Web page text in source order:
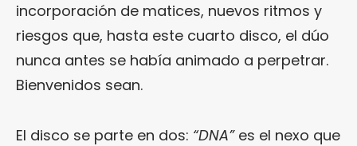
incorporación de matices, nuevos ritmos y
riesgos que, hasta este cuarto disco, el dúo
nunca antes se había animado a perpetrar.
Bienvenidos sean.
El disco se parte en dos: “DNA”es el nexo que